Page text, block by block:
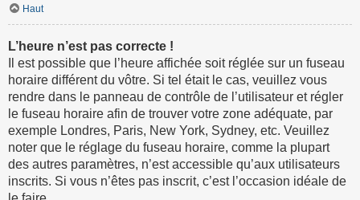
Haut
L’heure n’est pas correcte !
Il est possible que l’heure affichée soit réglée sur un fuseau
horaire différent du vôtre. Si tel était le cas, veuillez vous
rendre dans le panneau de contrôle de l’utilisateur et régler
le fuseau horaire afin de trouver votre zone adéquate, par
exemple Londres, Paris, New York, Sydney, etc. Veuillez
noter que le réglage du fuseau horaire, comme la plupart
des autres paramètres, n’est accessible qu’aux utilisateurs
inscrits. Si vous n’êtes pas inscrit, c’est l’occasion idéale de